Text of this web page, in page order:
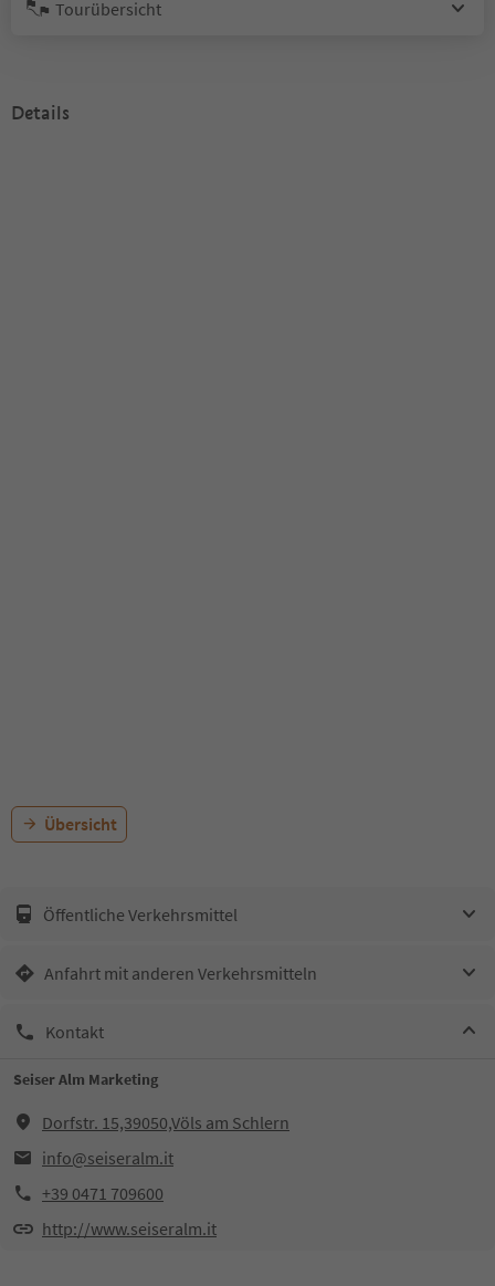
Tourübersicht
Details
Übersicht
Öffentliche Verkehrsmittel
Anfahrt mit anderen Verkehrsmitteln
Kontakt
Seiser Alm Marketing
Dorfstr. 15,39050,Völs am Schlern
info@seiseralm.it
+39 0471 709600
http://www.seiseralm.it